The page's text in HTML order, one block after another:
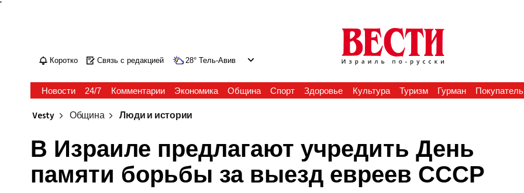
'
Коротко Связь с редакцией 28° Тель-Авив
Новости 24/7 Комментарии Экономика Община Спорт Здоровье Культура Туризм Гурман Покупатель
Vesty Община Люди и истории
В Израиле предлагают учредить День
памяти борьбы за выезд евреев СССР